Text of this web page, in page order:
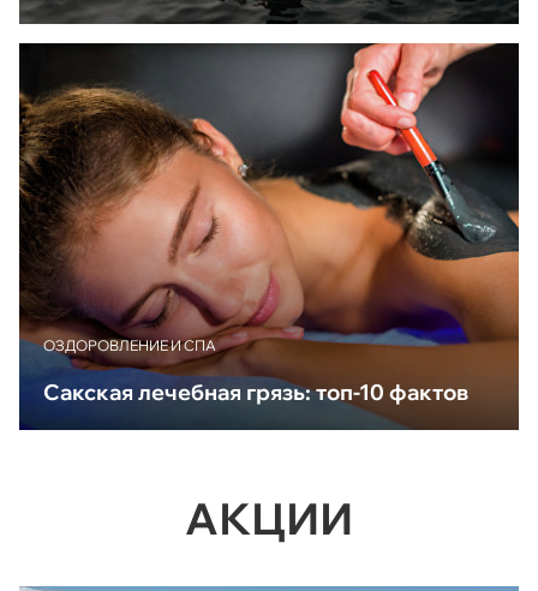
ОЗДОРОВЛЕНИЕ И СПА
Сакская лечебная грязь: топ-10 фактов
АКЦИИ